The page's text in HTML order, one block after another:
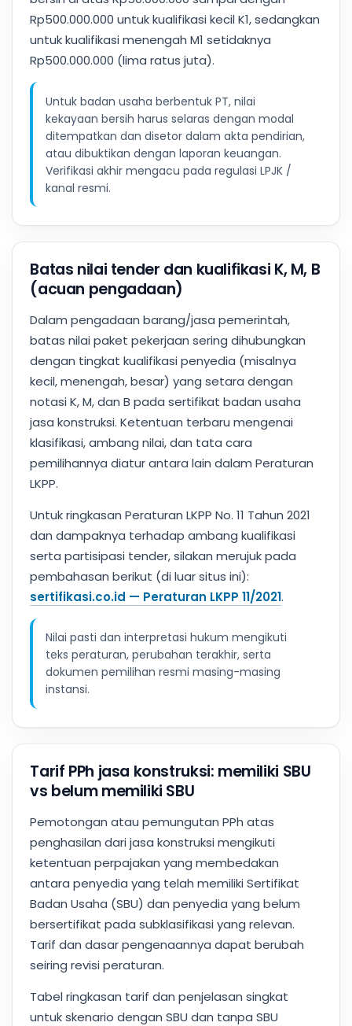
Rp500.000.000 untuk kualifikasi kecil K1, sedangkan
untuk kualifikasi menengah M1 setidaknya
Rp500.000.000 (lima ratus juta).
Untuk badan usaha berbentuk PT, nilai
kekayaan bersih harus selaras dengan modal
ditempatkan dan disetor dalam akta pendirian,
atau dibuktikan dengan laporan keuangan.
Verifikasi akhir mengacu pada regulasi LPJK /
kanal resmi.
Batas nilai tender dan kualifikasi K, M, B
(acuan pengadaan)
Dalam pengadaan barang/jasa pemerintah,
batas nilai paket pekerjaan sering dihubungkan
dengan tingkat kualifikasi penyedia (misalnya
kecil, menengah, besar) yang setara dengan
notasi K, M, dan B pada sertifikat badan usaha
jasa konstruksi. Ketentuan terbaru mengenai
klasifikasi, ambang nilai, dan tata cara
pemilihannya diatur antara lain dalam Peraturan
LKPP.
Untuk ringkasan Peraturan LKPP No. 11 Tahun 2021
dan dampaknya terhadap ambang kualifikasi
serta partisipasi tender, silakan merujuk pada
pembahasan berikut (di luar situs ini):
sertifikasi.co.id — Peraturan LKPP 11/2021.
Nilai pasti dan interpretasi hukum mengikuti
teks peraturan, perubahan terakhir, serta
dokumen pemilihan resmi masing-masing
instansi.
Tarif PPh jasa konstruksi: memiliki SBU
vs belum memiliki SBU
Pemotongan atau pemungutan PPh atas
penghasilan dari jasa konstruksi mengikuti
ketentuan perpajakan yang membedakan
antara penyedia yang telah memiliki Sertifikat
Badan Usaha (SBU) dan penyedia yang belum
bersertifikat pada subklasifikasi yang relevan.
Tarif dan dasar pengenaannya dapat berubah
seiring revisi peraturan.
Tabel ringkasan tarif dan penjelasan singkat
untuk skenario dengan SBU dan tanpa SBU